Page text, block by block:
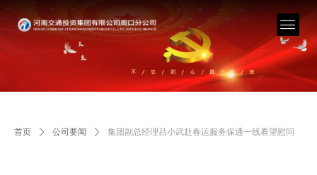
首页 ꄲ 公司要闻 ꄲ 集团副总经理吕小武赴春运服务保通一线看望慰问